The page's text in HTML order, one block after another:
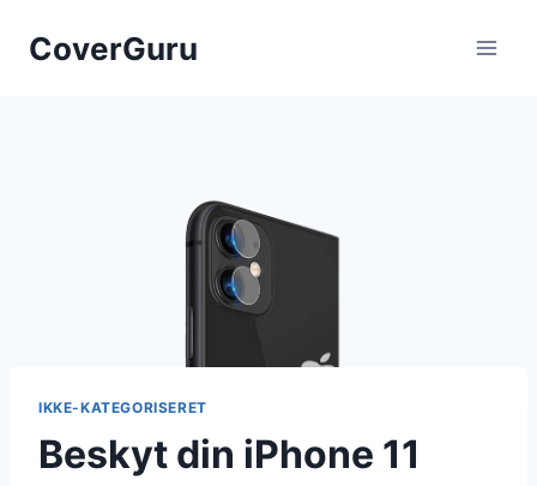
CoverGuru
IKKE-KATEGORISERET
Beskyt din iPhone 11